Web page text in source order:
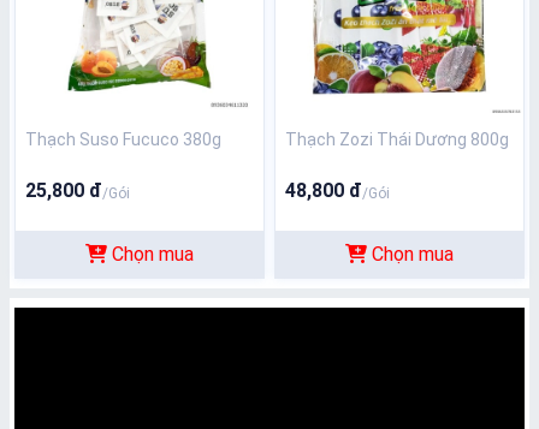
Thạch Suso Fucuco 380g
25,800 đ/Gói
Chọn mua
Thạch Zozi Thái Dương 800g
48,800 đ/Gói
Chọn mua